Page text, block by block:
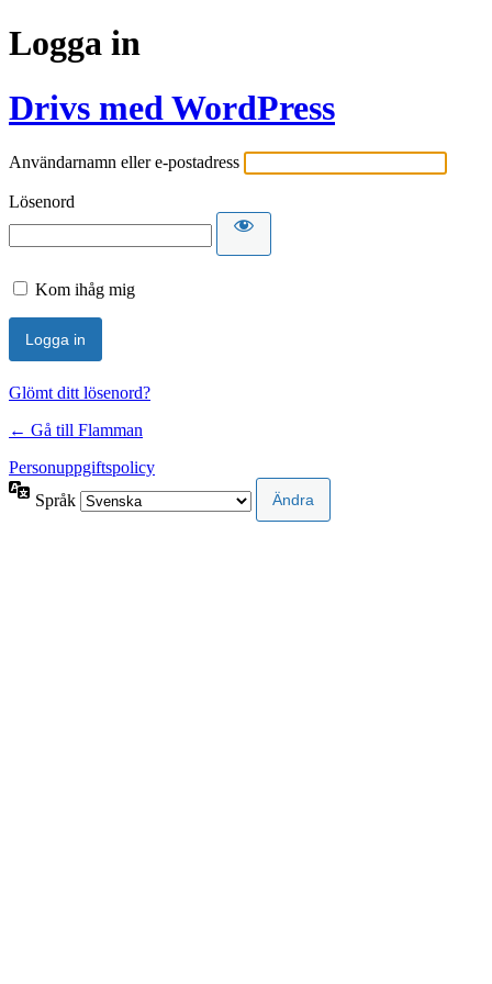
Logga in
Drivs med WordPress
Användarnamn eller e-postadress
Lösenord
Kom ihåg mig
Glömt ditt lösenord?
← Gå till Flamman
Personuppgiftspolicy
Språk